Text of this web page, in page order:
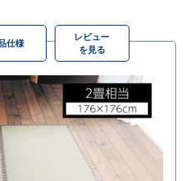
仕様
レビュー
を見る